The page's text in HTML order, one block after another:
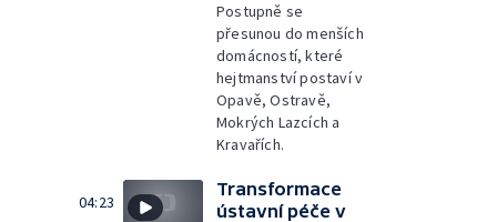
Postupně se
přesunou do menších
domácností, které
hejtmanství postaví v
Opavě, Ostravě,
Mokrých Lazcích a
Kravařích.
04:23
Transformace
ústavní péče v